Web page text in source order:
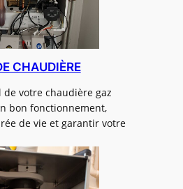
CHAUDIÈRE
votre chaudière gaz
bon fonctionnement,
de vie et garantir votre